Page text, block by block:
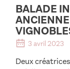
BALADE
3 avril 2023
Deux